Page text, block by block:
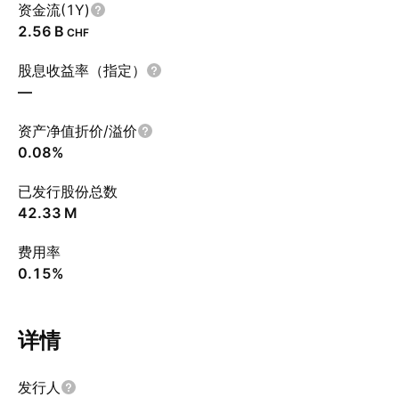
资金流(1Y)
‪2.56 B‬ CHF
股息收益率（指定）
—
资产净值折价/溢价
0.08%
已发行股份总数
‪42.33 M‬
费用率
0.15%
详情
发行人